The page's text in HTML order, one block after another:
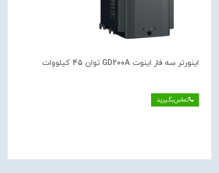
اینورتر سه فاز اینوت GD200A توان 45 کیلووات
تماس‌بگیرید